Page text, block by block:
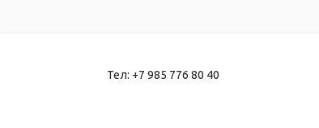
Тел: +7 985 776 80 40